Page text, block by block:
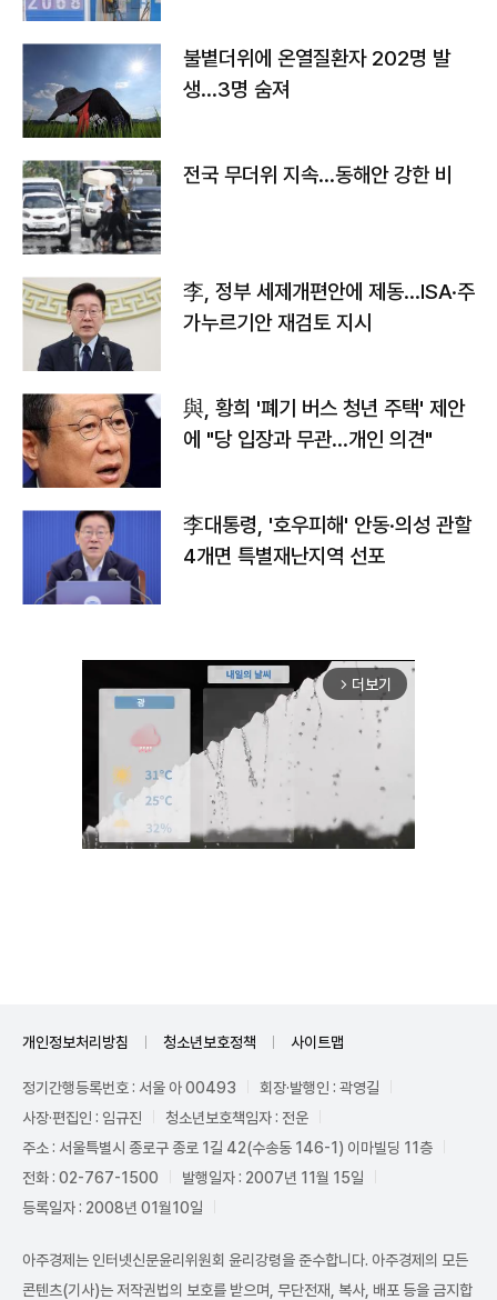
불볕더위에 온열질환자 202명 발
생…3명 숨져
전국 무더위 지속…동해안 강한 비
李, 정부 세제개편안에 제동…ISA·주
가누르기안 재검토 지시
與, 황희 '폐기 버스 청년 주택' 제안
에 "당 입장과 무관…개인 의견"
李대통령, '호우피해' 안동·의성 관할
4개면 특별재난지역 선포
arrow_forward_ios 더보기
개인정보처리방침 청소년보호정책 사이트맵
정기간행등록번호 : 서울 아 00493
회장·발행인 : 곽영길
사장·편집인 : 임규진
청소년보호책임자 : 전운
주소 : 서울특별시 종로구 종로 1길 42(수송동 146-1) 이마빌딩 11층
전화 : 02-767-1500
발행일자 : 2007년 11월 15일
등록일자 : 2008년 01월10일
아주경제는 인터넷신문윤리위원회 윤리강령을 준수합니다. 아주경제의 모든
콘텐츠(기사)는 저작권법의 보호를 받으며, 무단전재, 복사, 배포 등을 금지합